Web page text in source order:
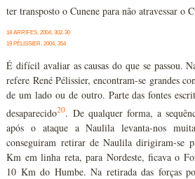
ter transposto o Cunene para não atravessar o
18 ARRIFES, 2004, 302-30
19 PÉLISSIER, 2004, 354
É difícil avaliar as causas do que se passou.
refere René Pélissier, encontram-se grandes
de um lado ou de outro. Parte das fontes
desaparecido20. De qualquer forma, a
após o ataque a Naulila levanta-nos
conseguiram retirar de Naulila dirigiram-se
Km em linha reta, para Nordeste, ficava o
10 Km do Humbe. Na retirada das forças